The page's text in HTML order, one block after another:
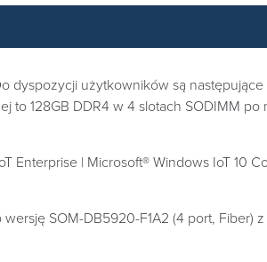
użytkowników są następujące
to 128GB DDR4 w 4 slotach SODIMM
| Microsoft® Windows IoT 10
SOM-DB5920-F1A2 (4 port, Fiber)